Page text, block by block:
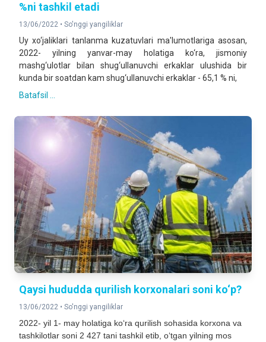
%ni tashkil etadi
13/06/2022 • So'nggi yangiliklar
Uy xo‘jaliklari tanlanma kuzatuvlari ma'lumotlariga asosan,
2022- yilning yanvar-may holatiga ko‘ra, jismoniy
mashg‘ulotlar bilan shug‘ullanuvchi erkaklar ulushida bir
kunda bir soatdan kam shug‘ullanuvchi erkaklar - 65,1 % ni,
Batafsil ...
Qaysi hududda qurilish korxonalari soni ko‘p?
13/06/2022 • So'nggi yangiliklar
2022- yil 1- may holatiga ko‘ra qurilish sohasida korxona va
tashkilotlar soni 2 427 tani tashkil etib, o‘tgan yilning mos